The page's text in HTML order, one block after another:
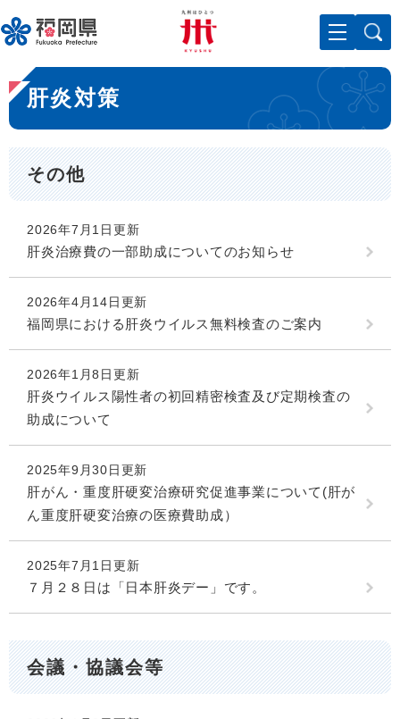
ー
ジ
先
頭
で
。
メニューを飛ばして本文へ
本
文
肝炎対策
その他
2026年7月1日更新
肝炎治療費の一部助成についてのお知らせ
2026年4月14日更新
福岡県における肝炎ウイルス無料検査のご案内
2026年1月8日更新
肝炎ウイルス陽性者の初回精密検査及び定期検査の
助成について
2025年9月30日更新
肝がん・重度肝硬変治療研究促進事業について(肝が
ん重度肝硬変治療の医療費助成）
2025年7月1日更新
７月２８日は「日本肝炎デー」です。
会議・協議会等